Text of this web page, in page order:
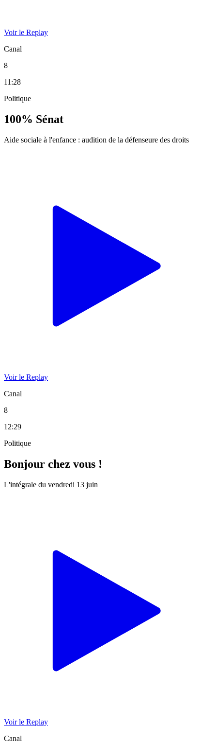
Voir le Replay
Canal
8
11:28
Politique
100% Sénat
Aide sociale à l'enfance : audition de la défenseure des droits
Voir le Replay
Canal
8
12:29
Politique
Bonjour chez vous !
L'intégrale du vendredi 13 juin
Voir le Replay
Canal